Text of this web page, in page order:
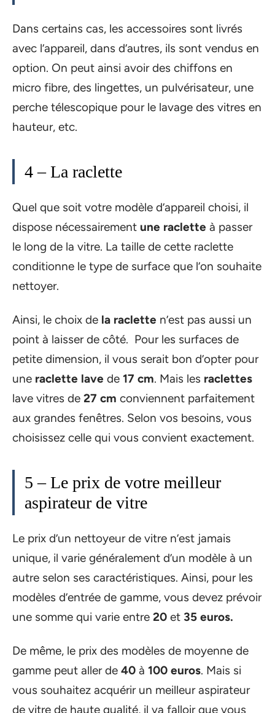
Dans certains cas, les accessoires sont livrés
avec l’appareil, dans d’autres, ils sont vendus en
option. On peut ainsi avoir des chiffons en
micro fibre, des lingettes, un pulvérisateur, une
perche télescopique pour le lavage des vitres en
hauteur, etc.
4 – La raclette
Quel que soit votre modèle d’appareil choisi, il
dispose nécessairement une raclette à passer
le long de la vitre. La taille de cette raclette
conditionne le type de surface que l’on souhaite
nettoyer.
Ainsi, le choix de la raclette n’est pas aussi un
point à laisser de côté. Pour les surfaces de
petite dimension, il vous serait bon d’opter pour
une raclette lave de 17 cm. Mais les raclettes
lave vitres de 27 cm conviennent parfaitement
aux grandes fenêtres. Selon vos besoins, vous
choisissez celle qui vous convient exactement.
5 – Le prix de votre meilleur
aspirateur de vitre
Le prix d’un nettoyeur de vitre n’est jamais
unique, il varie généralement d’un modèle à un
autre selon ses caractéristiques. Ainsi, pour les
modèles d’entrée de gamme, vous devez prévoir
une somme qui varie entre 20 et 35 euros.
De même, le prix des modèles de moyenne de
gamme peut aller de 40 à 100 euros. Mais si
vous souhaitez acquérir un meilleur aspirateur
de vitre de haute qualité, il va falloir que vous